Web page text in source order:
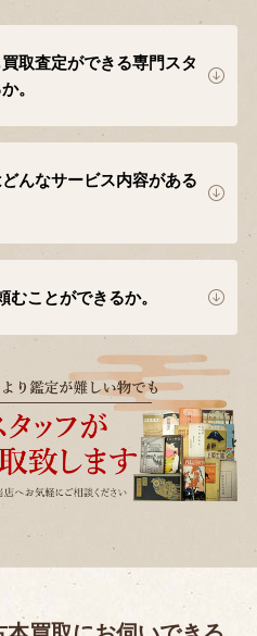
取査定ができる専門スタ
。
んなサービス内容がある
むことができるか。